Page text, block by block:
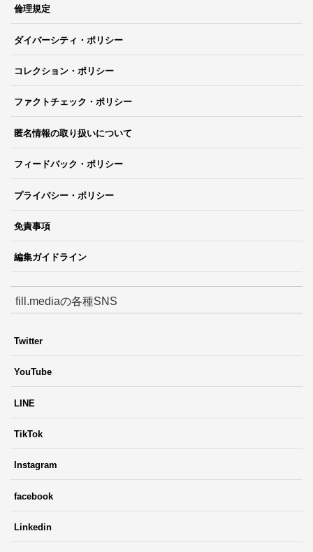
倫理規定
ダイバーシティ・ポリシー
コレクション・ポリシー
ファクトチェック・ポリシー
匿名情報の取り扱いについて
フィードバック・ポリシー
プライバシー・ポリシー
免責事項
編集ガイドライン
fill.mediaの各種SNS
Twitter
YouTube
LINE
TikTok
Instagram
facebook
Linkedin